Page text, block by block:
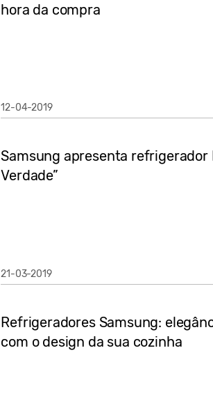
hora da compra
12-04-2019
Samsung apresenta refrigerador
Verdade”
21-03-2019
Refrigeradores Samsung:
com o design da sua cozinha